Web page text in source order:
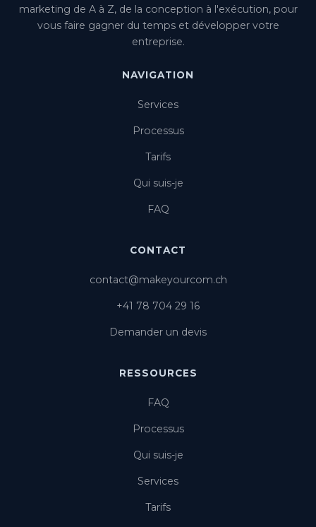
marketing de A à Z, de la conception à l'exécution, pour
vous faire gagner du temps et développer votre
entreprise.
NAVIGATION
Services
Processus
Tarifs
Qui suis-je
FAQ
CONTACT
contact@makeyourcom.ch
+41 78 704 29 16
Demander un devis
RESSOURCES
FAQ
Processus
Qui suis-je
Services
Tarifs